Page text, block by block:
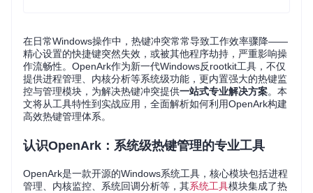
在日常Windows操作中，热键冲突常常导致工作效率骤降——
精心设置的快捷键突然失效，或被其他程序劫持，严重影响操
作流畅性。OpenArk作为新一代Windows反rootkit工具，不仅
提供进程管理、内核分析等系统级功能，更内置强大的热键监
控与管理模块，为解决热键冲突提供一站式专业解决方案。本
文将从工具特性到实战应用，全面解析如何利用OpenArk构建
高效热键管理体系。
认识OpenArk：系统级热键管理的专业工具
OpenArk是一款开源的Windows系统工具，核心模块包括进程
管理、内核监控、系统回调分析等，其系统工具模块集成了热